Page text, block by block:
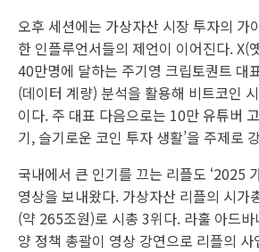
오후 세션에는 가상자산 시장 투자의 가
한 인플루언서들의 제언이 이어진다. X(
40만명에 달하는 주기영 크립토퀀트 대
(데이터 계량) 분석을 활용해 비트코인
이다. 주 대표 다음으로는 10만 유튜버
기, 슬기로운 코인 투자 생활’을 주제로
국내에서 큰 인기를 끄는 리플도 ‘2025
영상을 보내왔다. 가상자산 리플의 시가
(약 265조원)로 시총 3위다. 라훌 아드바
양 정책 총괄이 영상 강연으로 리플의